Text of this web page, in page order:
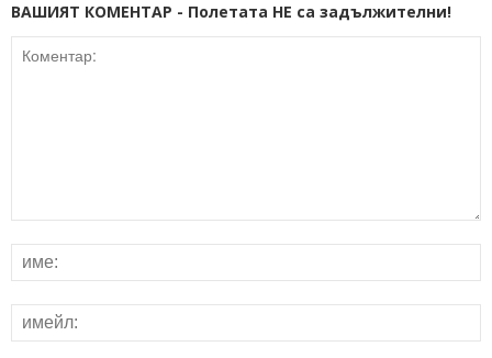
ВАШИЯТ КОМЕНТАР - Полетата НЕ са задължителни!